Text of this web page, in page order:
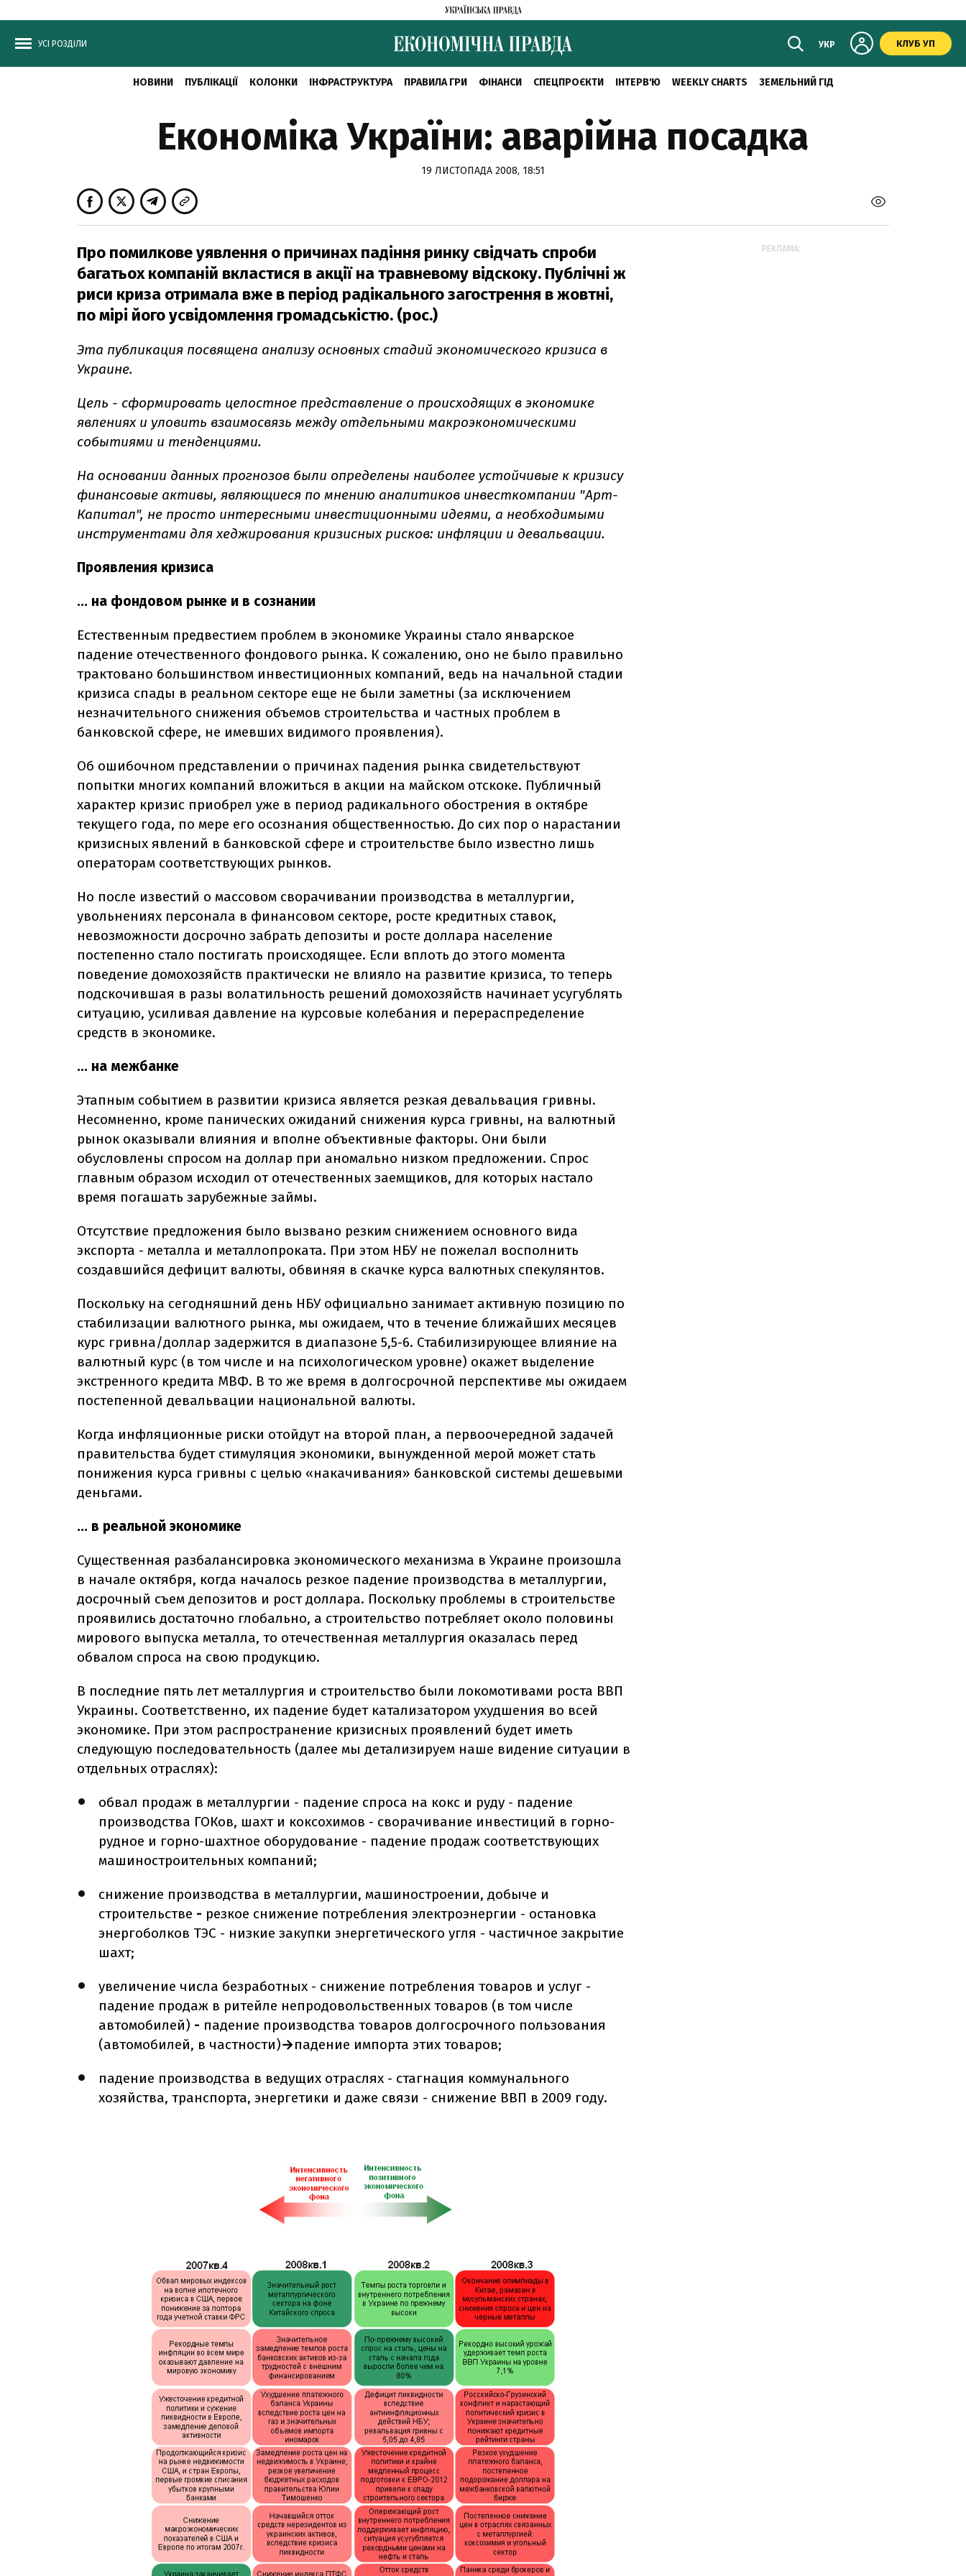
УСІ РОЗДІЛИ УКР КЛУБ УП
НОВИНИ ПУБЛІКАЦІЇ КОЛОНКИ ІНФРАСТРУКТУРА ПРАВИЛА ГРИ ФІНАНСИ СПЕЦПРОЄКТИ ІНТЕРВ'Ю WEEKLY CHARTS ЗЕМЕЛЬНИЙ ГІД
Економіка України: аварійна посадка
19 ЛИСТОПАДА 2008, 18:51
Про помилкове уявлення о причинах падіння ринку свідчать спроби
багатьох компаній вкластися в акції на травневому відскоку. Публічні ж
риси криза отримала вже в період радікального загострення в жовтні,
по мірі його усвідомлення громадськістю. (рос.)
Эта публикация посвящена анализу основных стадий экономического кризиса в
Украине.
Цель - сформировать целостное представление о происходящих в экономике
явлениях и уловить взаимосвязь между отдельными макроэкономическими
событиями и тенденциями.
На основании данных прогнозов были определены наиболее устойчивые к кризису
финансовые активы, являющиеся по мнению аналитиков инвесткомпании "Арт-
Капитал", не просто интересными инвестиционными идеями, а необходимыми
инструментами для хеджирования кризисных рисков: инфляции и девальвации.
Проявления кризиса
... на фондовом рынке и в сознании
Естественным предвестием проблем в экономике Украины стало январское
падение отечественного фондового рынка. К сожалению, оно не было правильно
трактовано большинством инвестиционных компаний, ведь на начальной стадии
кризиса спады в реальном секторе еще не были заметны (за исключением
незначительного снижения объемов строительства и частных проблем в
банковской сфере, не имевших видимого проявления).
Об ошибочном представлении о причинах падения рынка свидетельствуют
попытки многих компаний вложиться в акции на майском отскоке. Публичный
характер кризис приобрел уже в период радикального обострения в октябре
текущего года, по мере его осознания общественностью. До сих пор о нарастании
кризисных явлений в банковской сфере и строительстве было известно лишь
операторам соответствующих рынков.
Но после известий о массовом сворачивании производства в металлургии,
увольнениях персонала в финансовом секторе, росте кредитных ставок,
невозможности досрочно забрать депозиты и росте доллара население
постепенно стало постигать происходящее. Если вплоть до этого момента
поведение домохозяйств практически не влияло на развитие кризиса, то теперь
подскочившая в разы волатильность решений домохозяйств начинает усугублять
ситуацию, усиливая давление на курсовые колебания и перераспределение
средств в экономике.
... на межбанке
Этапным событием в развитии кризиса является резкая девальвация гривны.
Несомненно, кроме панических ожиданий снижения курса гривны, на валютный
рынок оказывали влияния и вполне объективные факторы. Они были
обусловлены спросом на доллар при аномально низком предложении. Спрос
главным образом исходил от отечественных заемщиков, для которых настало
время погашать зарубежные займы.
Отсутствие предложения было вызвано резким снижением основного вида
экспорта - металла и металлопроката. При этом НБУ не пожелал восполнить
создавшийся дефицит валюты, обвиняя в скачке курса валютных спекулянтов.
Поскольку на сегодняшний день НБУ официально занимает активную позицию по
стабилизации валютного рынка, мы ожидаем, что в течение ближайших месяцев
курс гривна/доллар задержится в диапазоне 5,5-6. Стабилизирующее влияние на
валютный курс (в том числе и на психологическом уровне) окажет выделение
экстренного кредита МВФ. В то же время в долгосрочной перспективе мы ожидаем
постепенной девальвации национальной валюты.
Когда инфляционные риски отойдут на второй план, а первоочередной задачей
правительства будет стимуляция экономики, вынужденной мерой может стать
понижения курса гривны с целью «накачивания» банковской системы дешевыми
деньгами.
... в реальной экономике
Существенная разбалансировка экономического механизма в Украине произошла
в начале октября, когда началось резкое падение производства в металлургии,
досрочный съем депозитов и рост доллара. Поскольку проблемы в строительстве
проявились достаточно глобально, а строительство потребляет около половины
мирового выпуска металла, то отечественная металлургия оказалась перед
обвалом спроса на свою продукцию.
В последние пять лет металлургия и строительство были локомотивами роста ВВП
Украины. Соответственно, их падение будет катализатором ухудшения во всей
экономике. При этом распространение кризисных проявлений будет иметь
следующую последовательность (далее мы детализируем наше видение ситуации в
отдельных отраслях):
обвал продаж в металлургии - падение спроса на кокс и руду - падение
производства ГОКов, шахт и коксохимов - сворачивание инвестиций в горно-
рудное и горно-шахтное оборудование - падение продаж соответствующих
машиностроительных компаний;
снижение производства в металлургии, машиностроении, добыче и
строительстве - резкое снижение потребления электроэнергии - остановка
энергоболков ТЭС - низкие закупки энергетического угля - частичное закрытие
шахт;
увеличение числа безработных - снижение потребления товаров и услуг -
падение продаж в ритейле непродовольственных товаров (в том числе
автомобилей) - падение производства товаров долгосрочного пользования
(автомобилей, в частности)→падение импорта этих товаров;
падение производства в ведущих отраслях - стагнация коммунального
хозяйства, транспорта, энергетики и даже связи - снижение ВВП в 2009 году.
РЕКЛАМА: